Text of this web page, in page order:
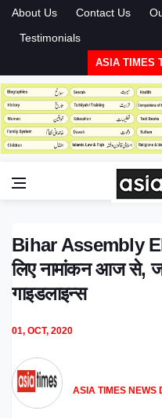
About Us Contact Us
Testimonials
ASIA TIMES
Bihar Assembly
लिए नामांकन आज से,
गाइडलाइन्स
01, OCT, 2020
ASIA TIMES NEWS